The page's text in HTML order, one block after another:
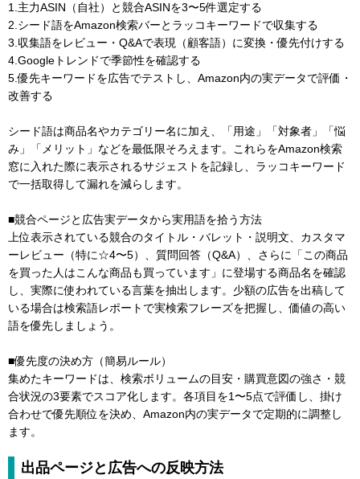
1.主力ASIN（自社）と競合ASINを3〜5件選定する
2.シード語をAmazon検索バーとラッコキーワードで収集する
3.収集語をレビュー・Q&Aで表現（顧客語）に変換・優先付けする
4.Googleトレンドで季節性を確認する
5.優先キーワードを広告でテストし、Amazon内の実データで評価・
改善する
シード語は商品名やカテゴリー名に加え、「用途」「対象者」「悩
み」「メリット」などを最低限そろえます。これらをAmazon検索
窓に入れた際に表示されるサジェストを記録し、ラッコキーワード
で一括取得して漏れを減らします。
■競合ページと広告実データから実用語を拾う方法
上位表示されている競合のタイトル・バレット・説明文、カスタマ
ーレビュー（特に☆4〜5）、質問回答（Q&A）、さらに「この商品
を買った人はこんな商品も買っています」に登場する商品名を確認
し、実際に使われている言葉を抽出します。少額の広告を出稿して
いる場合は検索語レポートで実検索フレーズを把握し、価値の高い
語を優先しましょう。
■優先度の決め方（簡易ルール）
集めたキーワードは、検索ボリュームの目安・購買意図の強さ・競
合状況の3要素でスコア化します。各項目を1〜5点で評価し、掛け
合わせで優先順位を決め、Amazon内の実データで定期的に調整し
ます。
出品ページと広告への反映方法